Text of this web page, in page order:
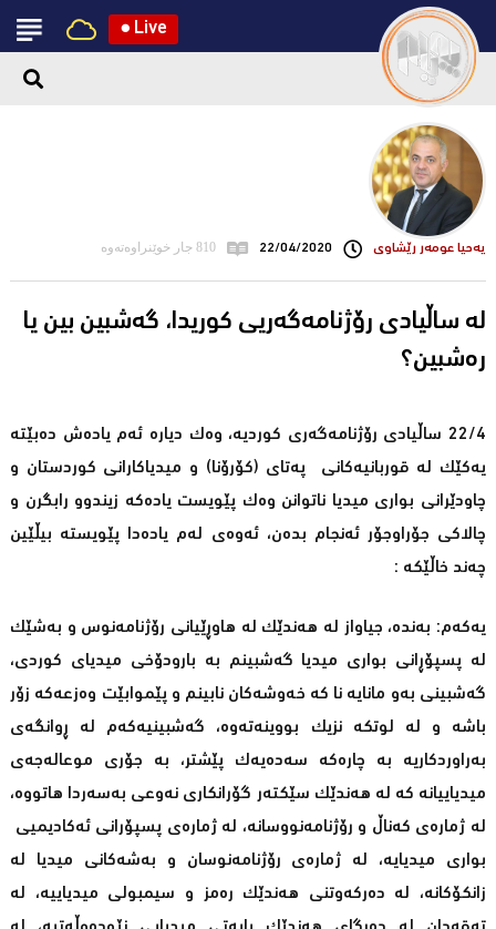
● Live
یه‌حیا عومه‌ر رێشاوی 22/04/2020 810 جار خوێنراوەتەوە
له‌ ساڵیادی رۆژنامه‌گه‌ریی كوریدا، گه‌شبین بین یا
ره‌شبین؟
22/4 ساڵیادی رۆژنامەگەری کوردیە، وەک دیارە ئەم یادەش دەبێتە
یەکێک لە قوربانیەکانی په‌تای (کۆرۆنا) و میدیاکارانی کوردستان و
چاودێرانی بواری میدیا ناتوانن وەک پێویست یاده‌كه‌ زیندوو رابگرن و
چالاکی جۆراوجۆر ئه‌نجام بده‌ن، ئەوەی له‌م یادەدا پێویستە بیڵێین
چەند خاڵێکە :
یەکەم: بەندە، جیاواز لە هەندێک لە هاوڕێیانی رۆژنامەنوس و بەشێک
لە پسپۆڕانی بواری میدیا گەشبینم بە بارودۆخی میدیای کوردی،
گەشبینی بەو مانایە نا کە خەوشەکان نابینم و پێموابێت وەزعەکە زۆر
باشە و له‌ لوتكه‌ نزیك بووینه‌ته‌وه‌، گەشبینیەکەم لە ڕوانگەی
بەراوردکاریە بە چاره‌كه‌ سه‌ده‌یه‌ك پێشتر، به‌ جۆری موعالەجەی
میدیاییانە كه‌ له‌ هه‌ندێك سێكته‌ر گۆرانكاری نه‌وعی به‌سه‌ردا هاتووه‌،
لە ژمارەی کەناڵ و رۆژنامەنووسانه‌، لە ژمارەی پسپۆرانی ئەکادیمیی
بواری میدیایه‌، لە ژماره‌ی رۆژنامه‌نوسان و بەشەکانی میدیا لە
زانکۆکانه‌، لە دەرکەوتنی هەندێک رەمز و سیمبولی میدیاییه‌، لە